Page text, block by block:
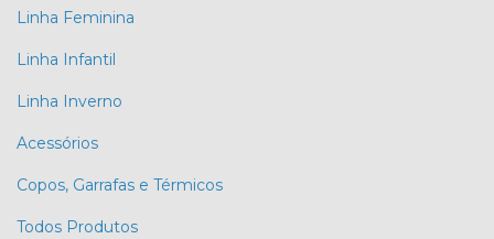
Linha Feminina
Linha Infantil
Linha Inverno
Acessórios
Copos, Garrafas e Térmicos
Todos Produtos